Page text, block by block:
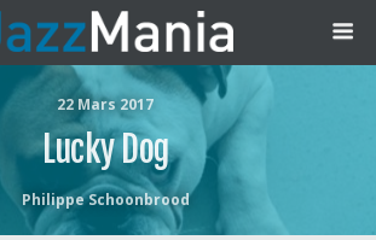
22 Mars 2017
Lucky Dog
Philippe Schoonbrood